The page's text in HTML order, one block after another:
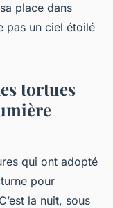
place dans
pas un ciel étoilé
tortues
qui ont adopté
pour
la nuit, sous